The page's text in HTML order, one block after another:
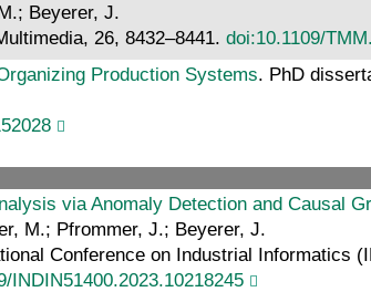
Beyerer, J.
26, 8432–8441. doi:10.1109/
Production Systems. PhD
via Anomaly Detection and Causal
M.; Pfrommer, J.; Beyerer, J.
Conference on Industrial Informatics
INDIN51400.2023.10218245